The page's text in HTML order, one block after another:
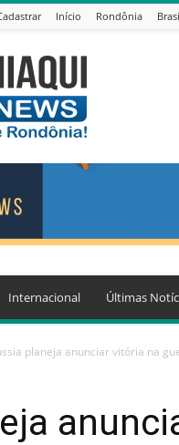
Início Rondônia
Internacional Últimas
planeja anunciar vitória na